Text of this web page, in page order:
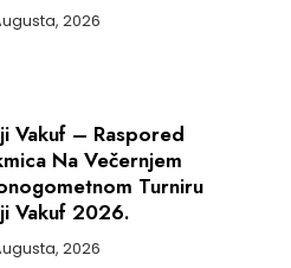
2026
Vakuf – Raspored
Na Večernjem
Turniru
Vakuf 2026.
2026